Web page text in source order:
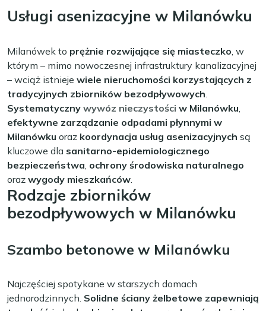
Usługi asenizacyjne w Milanówku
Milanówek to prężnie rozwijające się miasteczko, w
którym – mimo nowoczesnej infrastruktury kanalizacyjnej
– wciąż istnieje wiele nieruchomości korzystających z
tradycyjnych zbiorników bezodpływowych.
Systematyczny wywóz nieczystości w Milanówku,
efektywne zarządzanie odpadami płynnymi w
Milanówku oraz koordynacja usług asenizacyjnych są
kluczowe dla sanitarno-epidemiologicznego
bezpieczeństwa, ochrony środowiska naturalnego
oraz wygody mieszkańców.
Rodzaje zbiorników
bezodpływowych w Milanówku
Szambo betonowe w Milanówku
Najczęściej spotykane w starszych domach
jednorodzinnych. Solidne ściany żelbetowe zapewniają